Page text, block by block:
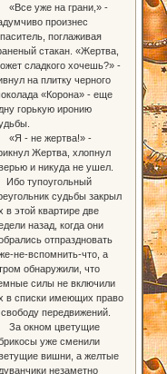
уже на грани,» -
произнес
поглаживая
стакан. «Жертва,
сладкого хочешь?» -
на плитку черного
«Корона» - еще
горькую иронию
- не жертва!» -
Жертва, хлопнул
и никуда не ушел.
тупоугольный
судьбы закрыл
в этой квартире две
назад, когда они
отпраздновать
не-вспомнить-что, а
обнаружили, что
силы не включили
в списки имеющих право
передвижений.
окном цветущие
уже сменили
вишни, а желтые
незаметно